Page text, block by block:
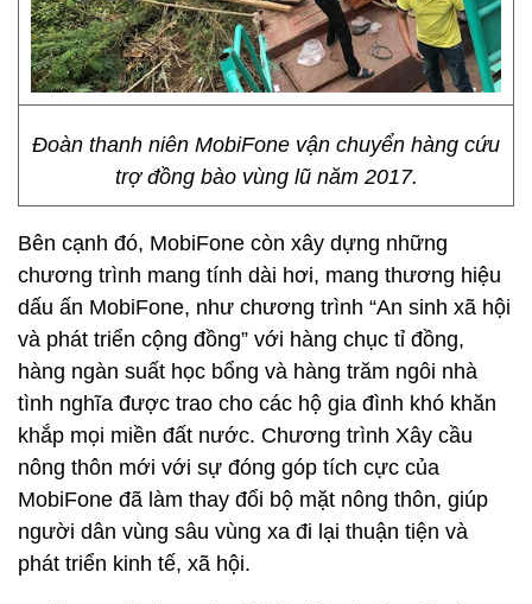
Đoàn thanh niên MobiFone vận chuyển hàng cứu
trợ đồng bào vùng lũ năm 2017.
Bên cạnh đó, MobiFone còn xây dựng những
chương trình mang tính dài hơi, mang thương hiệu
dấu ấn MobiFone, như chương trình “An sinh xã hội
và phát triển cộng đồng” với hàng chục tỉ đồng,
hàng ngàn suất học bổng và hàng trăm ngôi nhà
tình nghĩa được trao cho các hộ gia đình khó khăn
khắp mọi miền đất nước. Chương trình Xây cầu
nông thôn mới với sự đóng góp tích cực của
MobiFone đã làm thay đổi bộ mặt nông thôn, giúp
người dân vùng sâu vùng xa đi lại thuận tiện và
phát triển kinh tế, xã hội.